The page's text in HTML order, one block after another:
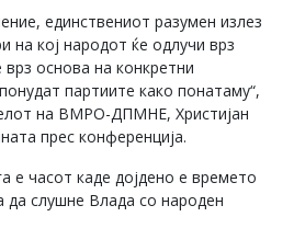
единствениот разумен излез
на кој народот ќе одлучи врз
основа на конкретни
партиите како понатаму“,
на ВМРО-ДПМНЕ, Христијан
прес конференција.
е часот каде дојдено е времето
да слушне Влада со народен